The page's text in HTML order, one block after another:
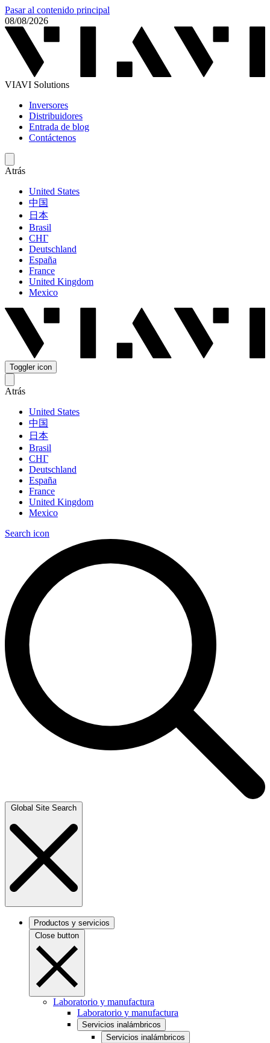
Pasar al contenido principal
08/08/2026
VIAVI Solutions
Inversores
Distribuidores
Entrada de blog
Contáctenos
Atrás
United States
中国
日本
Brasil
СНГ
Deutschland
España
France
United Kingdom
Mexico
Toggler icon
Atrás
United States
中国
日本
Brasil
СНГ
Deutschland
España
France
United Kingdom
Mexico
Search icon
Global Site Search
Productos y servicios
Close button
Laboratorio y manufactura
Laboratorio y manufactura
Servicios inalámbricos
Servicios inalámbricos